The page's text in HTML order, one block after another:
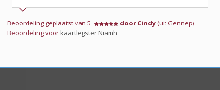
Beoordeling geplaatst van 5 door Cindy(uit Gennep)
Beoordeling voorkaartlegster Niamh